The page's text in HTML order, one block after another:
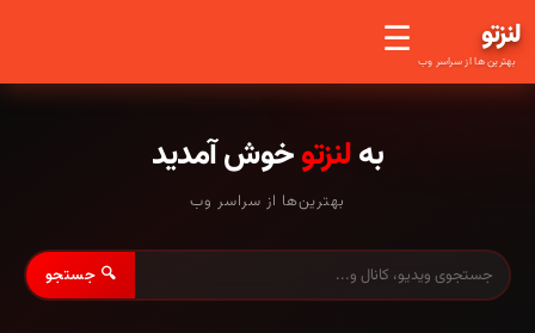
لنزتو
بهترین ها از سراسر وب ☰
بهلنزتوخوش آمدید
بهترین‌ها از سراسر وب
🔍 جستجو